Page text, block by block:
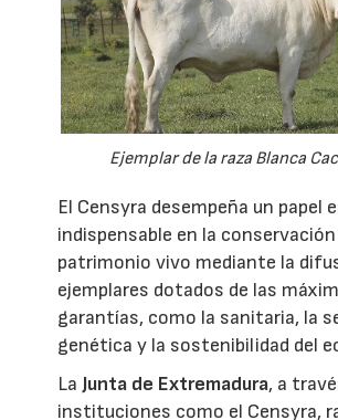
Ejemplar de la raza Blanca
El Censyra desempeña un papel
indispensable en la
patrimonio vivo mediante la
ejemplares dotados de las
garantías, como la sanitaria, la
genética y la sostenibilidad del
La Junta de Extremadura, a
instituciones como el Censyra,